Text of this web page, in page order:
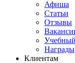
Афиша
Статьи
Отзывы
Награды
Клиентам